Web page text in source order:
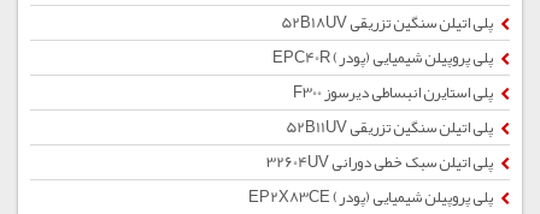
پلی اتیلن سنگین تزریقی 52B18UV
پلی پروپیلن شیمیایی (پودر) EPC40R
پلی استایرن انبساطی دیرسوز F300
پلی اتیلن سنگین تزریقی 52B11UV
پلی اتیلن سبک خطی دورانی 32604UV
پلی پروپیلن شیمیایی (پودر) EP2X83CE